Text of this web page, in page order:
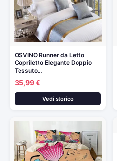
OSVINO Runner da Letto
Copriletto Elegante Doppio
Tessuto…
35,99 €
Vedi storico